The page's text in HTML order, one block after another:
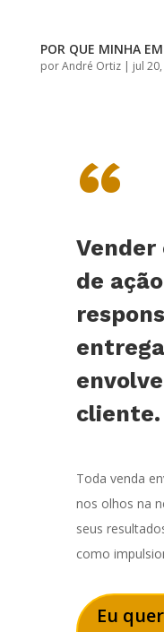
POR QUE MINHA
porAndré Ortiz| jul
“
Vender
de
cliente.
Toda venda
nos olhos na
seus
como
Eu